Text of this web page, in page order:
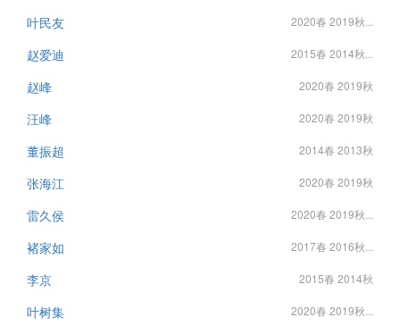
叶民友 2020春 2019秋...
赵爱迪 2015春 2014秋...
赵峰 2020春 2019秋
汪峰 2020春 2019秋
董振超 2014春 2013秋
张海江 2020春 2019秋
雷久侯 2020春 2019秋...
褚家如 2017春 2016秋...
李京 2015春 2014秋
叶树集 2020春 2019秋...